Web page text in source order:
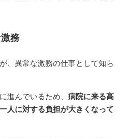
務
、異常な激務の仕事として知ら
進んでいるため、 病院に来る高
人に対する負担が大きくなって